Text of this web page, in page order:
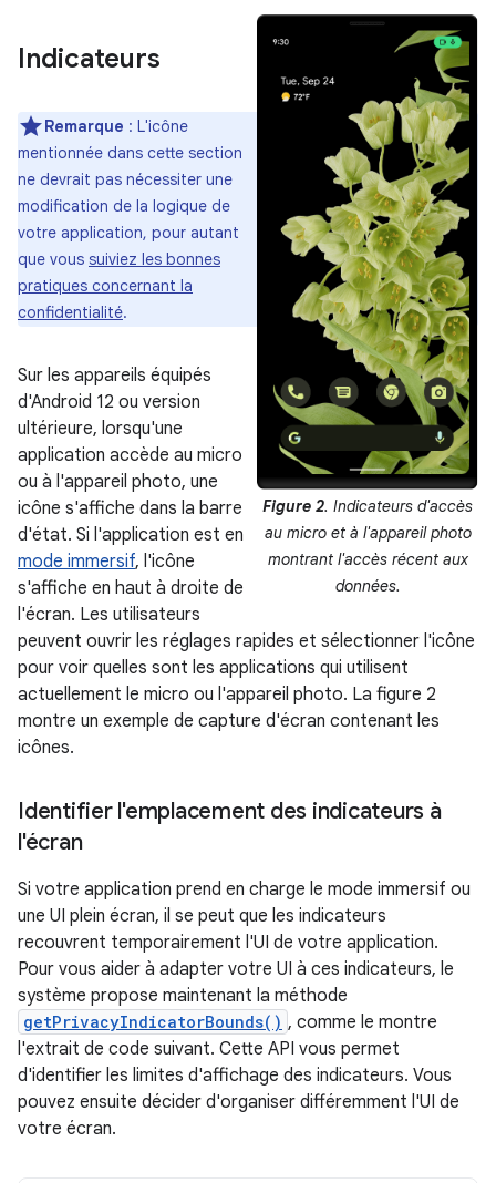
Figure 2. Indicateurs d'accès
au micro et à l'appareil photo
montrant l'accès récent aux
données.
Indicateurs
Remarque : L'icône
mentionnée dans cette section
ne devrait pas nécessiter une
modification de la logique de
votre application, pour autant
que vous suiviez les bonnes
pratiques concernant la
confidentialité.
Sur les appareils équipés
d'Android 12 ou version
ultérieure, lorsqu'une
application accède au micro
ou à l'appareil photo, une
icône s'affiche dans la barre
d'état. Si l'application est en
mode immersif, l'icône
s'affiche en haut à droite de
l'écran. Les utilisateurs
peuvent ouvrir les réglages rapides et sélectionner l'icône
pour voir quelles sont les applications qui utilisent
actuellement le micro ou l'appareil photo. La figure 2
montre un exemple de capture d'écran contenant les
icônes.
Identifier l'emplacement des indicateurs à
l'écran
Si votre application prend en charge le mode immersif ou
une UI plein écran, il se peut que les indicateurs
recouvrent temporairement l'UI de votre application.
Pour vous aider à adapter votre UI à ces indicateurs, le
système propose maintenant la méthode
getPrivacyIndicatorBounds() , comme le montre
l'extrait de code suivant. Cette API vous permet
d'identifier les limites d'affichage des indicateurs. Vous
pouvez ensuite décider d'organiser différemment l'UI de
votre écran.